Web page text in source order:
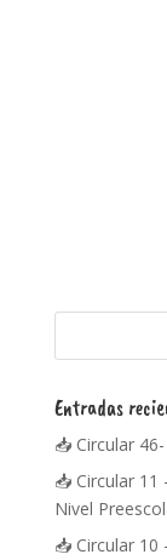
Entradas
📥 Circular
📥 Circular
Nivel
📥 Circular